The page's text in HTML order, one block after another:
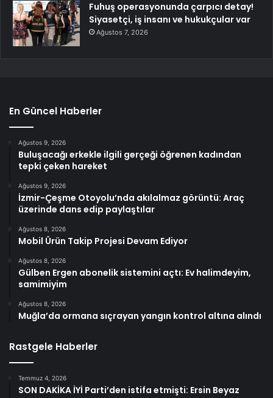
Fuhuş operasyonunda çarpıcı detay!
Siyasetçi, iş insanı ve hukukçular var
Ağustos 7, 2026
En Güncel Haberler
Ağustos 9, 2026
Buluşacağı erkekle ilgili gerçeği öğrenen kadından
tepki çeken hareket
Ağustos 9, 2026
İzmir-Çeşme Otoyolu’nda akılalmaz görüntü: Araç
üzerinde dans edip paylaştılar
Ağustos 8, 2026
Mobil Ürün Takip Projesi Devam Ediyor
Ağustos 8, 2026
Gülben Ergen abonelik sistemini açtı: Ev halimdeyim,
samimiyim
Ağustos 8, 2026
Muğla’da ormana sıçrayan yangın kontrol altına alındı
Rastgele Haberler
Temmuz 4, 2026
SON DAKİKA İYİ Parti’den istifa etmişti: Ersin Beyaz